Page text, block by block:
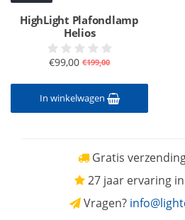
HighLight Plafondlamp
Helios
€99,00 €199,00
In winkelwagen
Gratis
27 jaar ervaring
Vragen?